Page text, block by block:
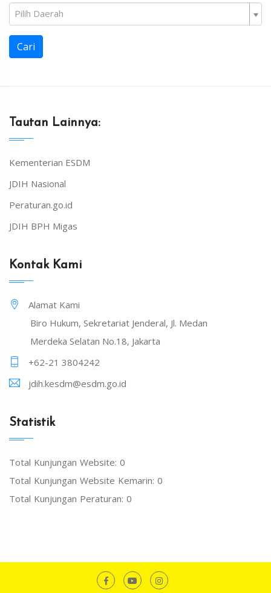
Pilih Daerah
Cari
Tautan Lainnya:
Kementerian ESDM
JDIH Nasional
Peraturan.go.id
JDIH BPH Migas
Kontak Kami
Alamat Kami
Biro Hukum, Sekretariat Jenderal, Jl. Medan
Merdeka Selatan No.18, Jakarta
+62-21 3804242
jdih.kesdm@esdm.go.id
Statistik
Total Kunjungan Website: 0
Total Kunjungan Website Kemarin: 0
Total Kunjungan Peraturan: 0